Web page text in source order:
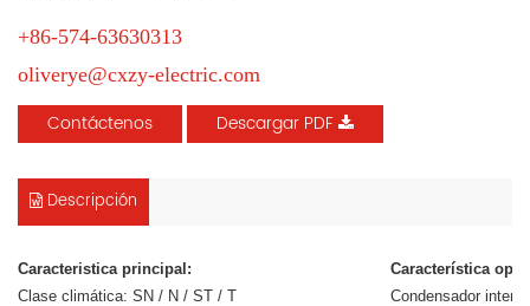
+86-574-63630313
oliverye@cxzy-electric.com
Contáctenos Descargar PDF
Descripción
Caracteristica principal:
Clase climática: SN / N / ST / T
Característica
Condensador